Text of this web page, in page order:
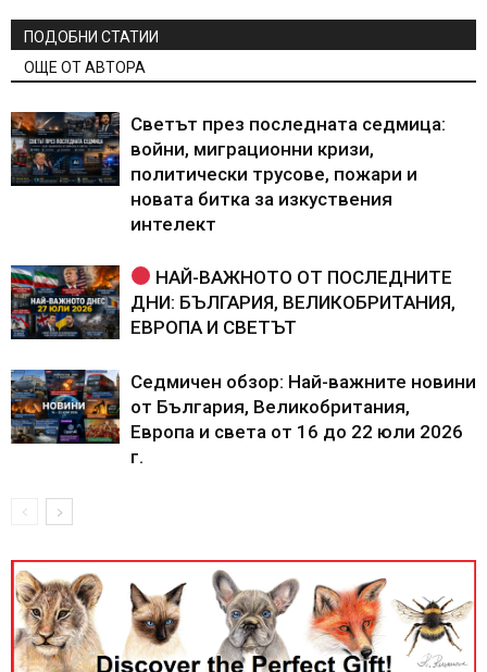
ПОДОБНИ СТАТИИ
ОЩЕ ОТ АВТОРА
Светът през последната седмица:
войни, миграционни кризи,
политически трусове, пожари и
новата битка за изкуствения
интелект
НАЙ-ВАЖНОТО ОТ ПОСЛЕДНИТЕ
ДНИ: БЪЛГАРИЯ, ВЕЛИКОБРИТАНИЯ,
ЕВРОПА И СВЕТЪТ
Седмичен обзор: Най-важните новини
от България, Великобритания,
Европа и света от 16 до 22 юли 2026
г.